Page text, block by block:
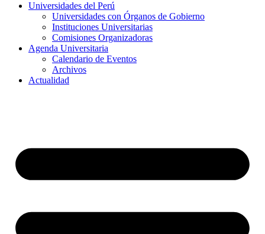
Universidades del Perú
Universidades con Órganos de Gobierno
Instituciones Universitarias
Comisiones Organizadoras
Agenda Universitaria
Calendario de Eventos
Archivos
Actualidad